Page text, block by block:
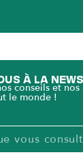
À LA
conseils et
le monde !